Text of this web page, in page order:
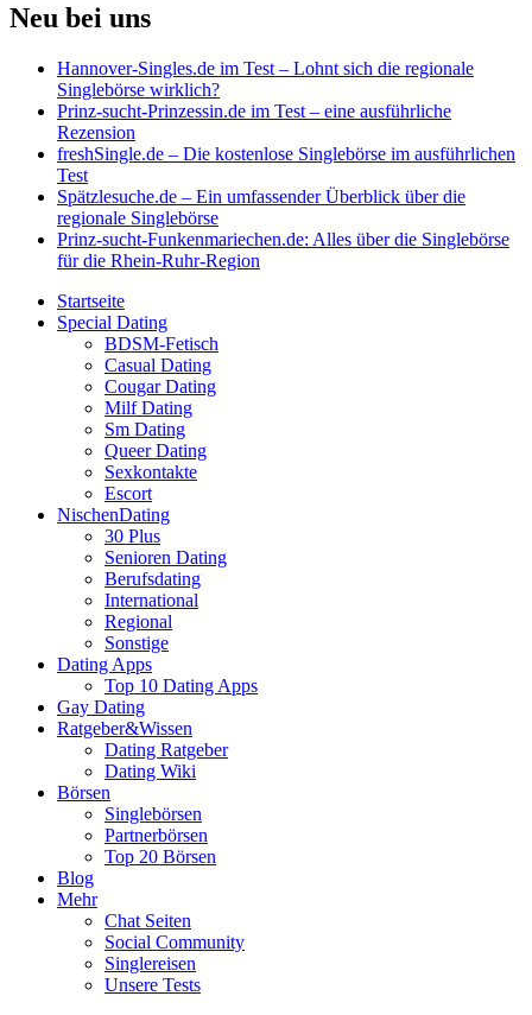
Neu bei uns
Hannover-Singles.de im Test – Lohnt sich die regionale
Singlebörse wirklich?
Prinz-sucht-Prinzessin.de im Test – eine ausführliche
Rezension
freshSingle.de – Die kostenlose Singlebörse im ausführlichen
Test
Spätzlesuche.de – Ein umfassender Überblick über die
regionale Singlebörse
Prinz-sucht-Funkenmariechen.de: Alles über die Singlebörse
für die Rhein-Ruhr-Region
Startseite
Special Dating
BDSM-Fetisch
Casual Dating
Cougar Dating
Milf Dating
Sm Dating
Queer Dating
Sexkontakte
Escort
NischenDating
30 Plus
Senioren Dating
Berufsdating
International
Regional
Sonstige
Dating Apps
Top 10 Dating Apps
Gay Dating
Ratgeber&Wissen
Dating Ratgeber
Dating Wiki
Börsen
Singlebörsen
Partnerbörsen
Top 20 Börsen
Blog
Mehr
Chat Seiten
Social Community
Singlereisen
Unsere Tests